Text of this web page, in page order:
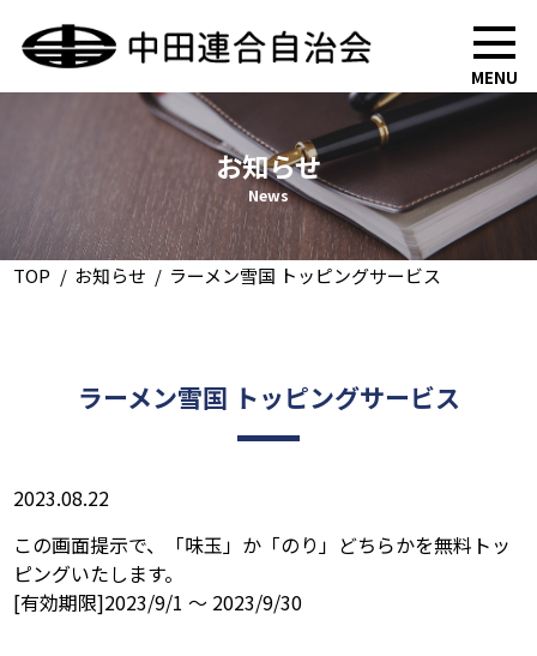
MENU
お知らせ
News
TOP お知らせ ラーメン雪国 トッピングサービス
ラーメン雪国 トッピングサービス
2023.08.22
この画面提示で、「味玉」か「のり」どちらかを無料トッ
ピングいたします。
[有効期限]2023/9/1 ～ 2023/9/30